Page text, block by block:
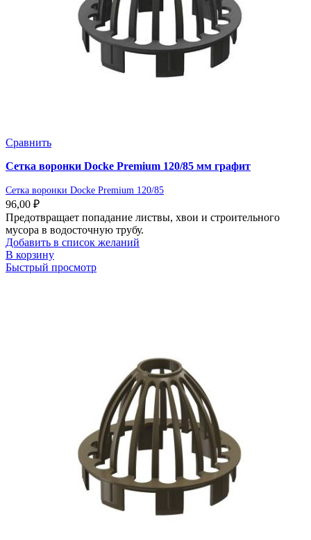
Сравнить
Сетка воронки Docke Premium 120/85 мм графит
Сетка воронки Docke Premium 120/85
96,00 ₽
Предотвращает попадание листвы, хвои и строительного
мусора в водосточную трубу.
Добавить в список желаний
В корзину
Быстрый просмотр